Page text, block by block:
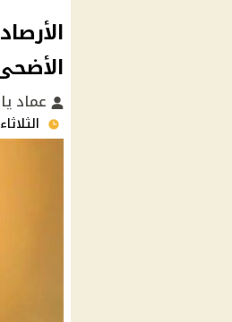
عماد
الثلاثاء 26/مايو/2026 - 09:17 م